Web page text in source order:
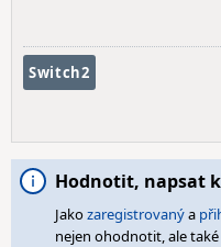
Switch2
Hodnotit, napsat
Jakozaregistrovanýa
nejen ohodnotit, ale